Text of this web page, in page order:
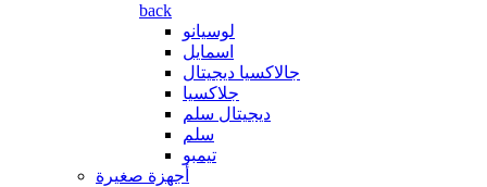
back
لوسيانو
اسمايل
جالاكسيا ديجيتال
جلاكسيا
ديجيتال سلم
سلم
تيمبو
أجهزة صغيرة